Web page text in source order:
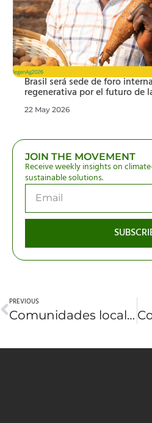
Brasil será sede de foro
regenerativa por el futuro de
22 May 2026
JOIN THE MOVEMENT
Receive weekly insights on
sustainable solutions.
PREVIOUS
Comunidades locales y globales se unen en 2023 por los bosques de América Latina